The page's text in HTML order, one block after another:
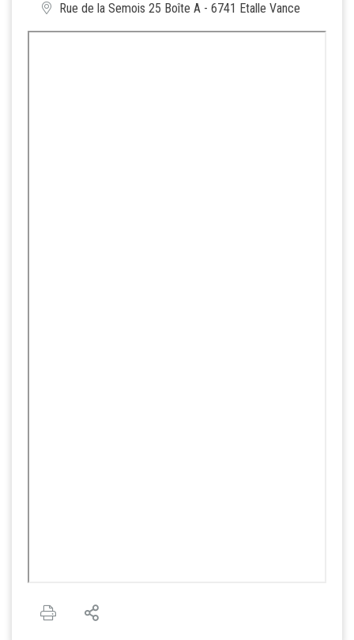
Rue de la Semois 25 Boîte A - 6741 Etalle Vance